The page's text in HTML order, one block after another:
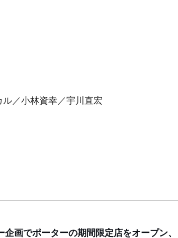
／小林資幸／宇川直宏
企画でポーターの期間限定店をオープン、